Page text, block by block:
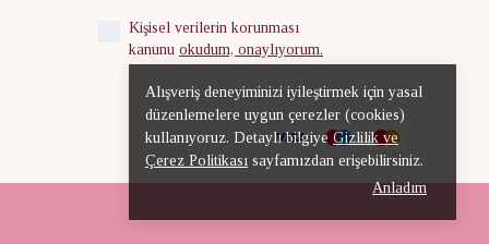
Alışveriş deneyiminizi iyileştirmek için yasal
düzenlemelere uygun çerezler (cookies)
kullanıyoruz. Detaylı bilgiye Gizlilik ve
Çerez Politikası sayfamızdan erişebilirsiniz.
Anladım
Kişisel verilerin korunması
kanunu okudum, onaylıyorum.